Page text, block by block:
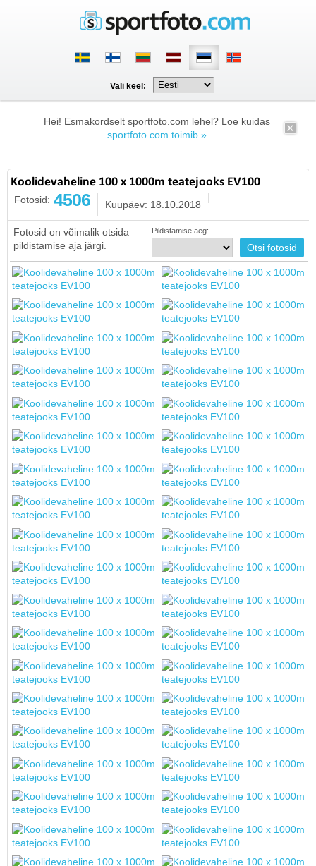
Vali keel:
Hei! Esmakordselt sportfoto.com lehel? Loe kuidas
sportfoto.com toimib »
Koolidevaheline 100 x 1000m teatejooks EV100
Fotosid: 4506 Kuupäev: 18.10.2018
Fotosid on võimalik otsida
pildistamise aja järgi.
Pildistamise aeg: